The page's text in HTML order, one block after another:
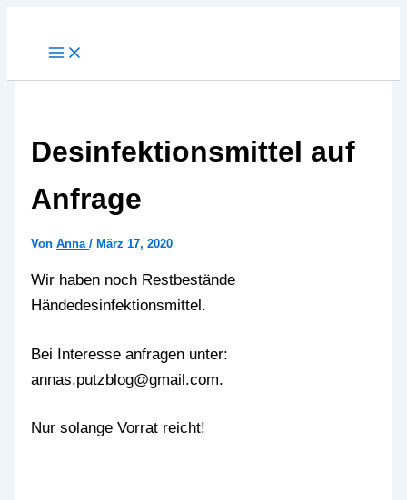
Desinfektionsmittel auf
Anfrage
VonAnna/ März 17, 2020
Wir haben noch Restbestände
Händedesinfektionsmittel.
Bei Interesse anfragen unter:
annas.putzblog@gmail.com.
Nur solange Vorrat reicht!